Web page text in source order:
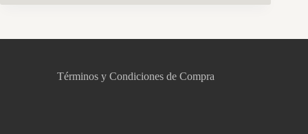
Términos y Condiciones de Compra
Asistente virtual · En línea